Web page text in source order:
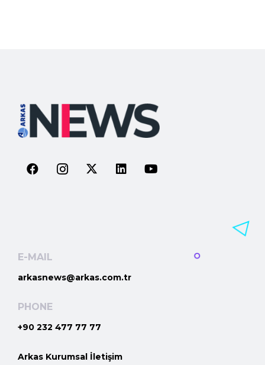
E-MAIL
arkasnews@arkas.com.tr
PHONE
+90 232 477 77 77
Arkas Kurumsal İletişim